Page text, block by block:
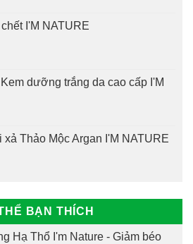
I'M NATURE
dưỡng trắng da cao cấp I'M
xả Thảo Mộc Argan I'M NATURE
BẠN THÍCH
Hạ Thổ I'm Nature - Giảm béo